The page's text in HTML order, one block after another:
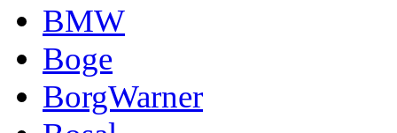
BMW
Boge
BorgWarner